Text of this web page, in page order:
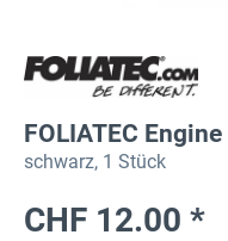
FOLIATEC
schwarz, 1 Stück
CHF 12.00 *